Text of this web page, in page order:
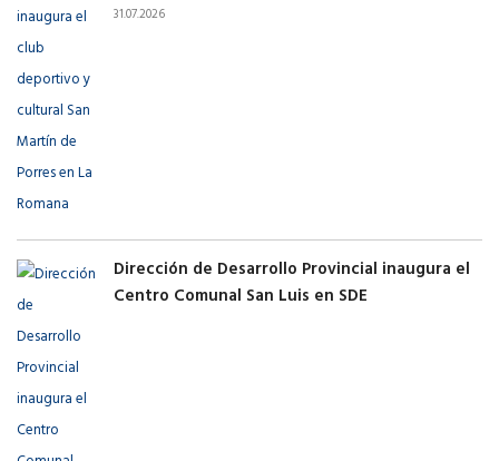
31.07.2026
Dirección de Desarrollo Provincial inaugura el
Centro Comunal San Luis en SDE